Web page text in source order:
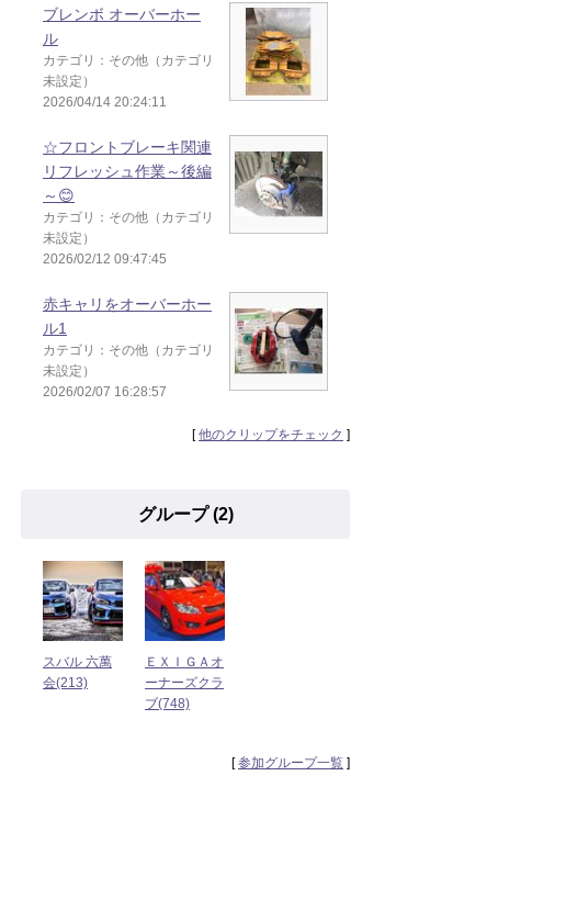
ブレンボ オーバーホー
ル
カテゴリ：その他（カテゴリ
未設定）
2026/04/14 20:24:11
☆フロントブレーキ関連
リフレッシュ作業～後編
～😊
カテゴリ：その他（カテゴリ
未設定）
2026/02/12 09:47:45
赤キャリをオーバーホー
ル1
カテゴリ：その他（カテゴリ
未設定）
2026/02/07 16:28:57
[他のクリップをチェック ]
グループ (2)
スバル 六萬
会(213)
ＥＸＩＧＡオ
ーナーズクラ
ブ(748)
[参加グループ一覧 ]